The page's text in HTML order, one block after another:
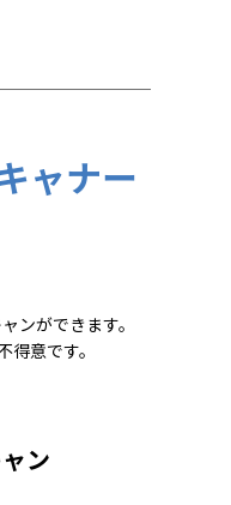
ャナー
ンができます。
意です。
ン